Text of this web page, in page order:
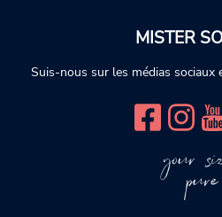
MISTER
Suis-nous sur les médias sociaux
your